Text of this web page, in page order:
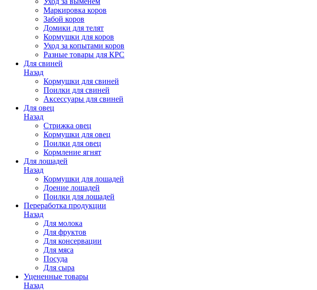
Маркировка коров
Забой коров
Домики для телят
Кормушки для коров
Уход за копытами коров
Разные товары для КРС
Для свиней
Назад
Кормушки для свиней
Поилки для свиней
Аксессуары для свиней
Для овец
Назад
Стрижка овец
Кормушки для овец
Поилки для овец
Кормление ягнят
Для лошадей
Назад
Кормушки для лошадей
Доение лошадей
Поилки для лошадей
Переработка продукции
Назад
Для молока
Для фруктов
Для консервации
Для мяса
Посуда
Для сыра
Уцененные товары
Назад